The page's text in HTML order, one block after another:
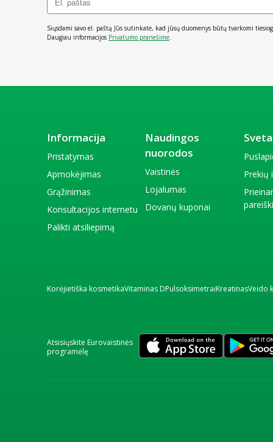
Siųsdami savo el. paštą Jūs sutinkate, kad jūsų duomenys būtų tvarkomi
Daugiau informacijos Privatumo pranešime
Informacija
Pristatymas
Apmokėjimas
Grąžinimas
Konsultacijos internetu
Palikti atsiliepimą
Naudingos
nuorodos
Vaistinės
Lojalumas
Dovanų kuponai
Prekių
Korėjietiška kosmetikaVitaminas DPulsoksimetraiKreatinasVeido
Atsisiųskite Eurovaistinės
programėlę